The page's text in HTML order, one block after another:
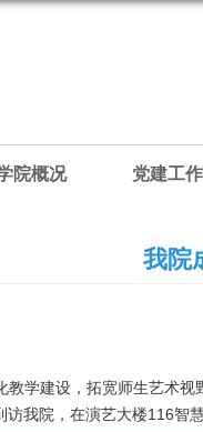
院概况 党建工作
我院
教学建设，拓宽师生艺术
我院，在演艺大楼116智